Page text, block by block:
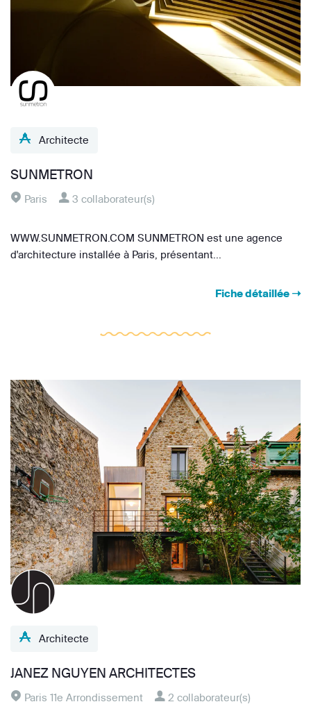
Architecte
SUNMETRON
Paris 3 collaborateur(s)
WWW.SUNMETRON.COM SUNMETRON est une agence
d'architecture installée à Paris, présentant...
Fiche détaillée ➝
Architecte
JANEZ NGUYEN ARCHITECTES
Paris 11e Arrondissement 2 collaborateur(s)